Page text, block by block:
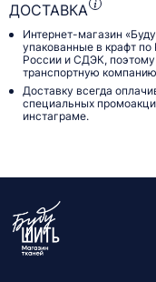
ДОСТАВКА
Интернет-магазин
упакованные в крафт
России и СДЭК, поэтому
транспортную
Доставку всегда
специальных
инстаграме.